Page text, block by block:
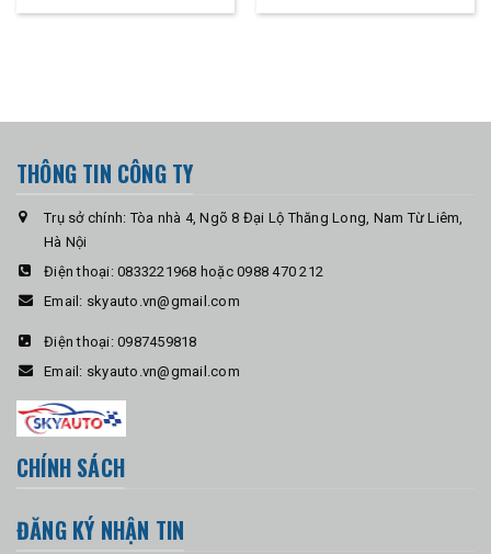
THÔNG TIN CÔNG TY
Trụ sở chính: Tòa nhà 4, Ngõ 8 Đại Lộ Thăng Long, Nam Từ Liêm,
Hà Nội
Điện thoại: 0833221968 hoặc 0988 470 212
Email: skyauto.vn@gmail.com
Điện thoại: 0987459818
Email: skyauto.vn@gmail.com
CHÍNH SÁCH
ĐĂNG KÝ NHẬN TIN